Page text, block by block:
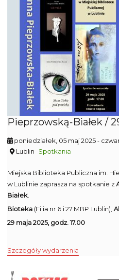
Pieprzowską-Białek /
poniedziałek, 05 maj 2025-
Lublin
Spotkania
Miejska Biblioteka Publiczna im.
w Lublinie zaprasza na spotkanie z
Białek
Bioteka (Filia nr 6 i 27 MBP Lublin),
29 maja 2025, godz. 17.00
Szczegóły wydarzenia